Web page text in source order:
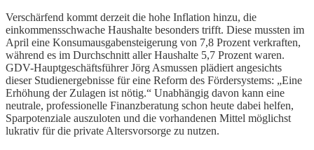
Verschärfend kommt derzeit die hohe Inflation hinzu, die
einkommensschwache Haushalte besonders trifft. Diese mussten im
April eine Konsumausgabensteigerung von 7,8 Prozent verkraften,
während es im Durchschnitt aller Haushalte 5,7 Prozent waren.
GDV-Hauptgeschäftsführer Jörg Asmussen plädiert angesichts
dieser Studienergebnisse für eine Reform des Fördersystems: „Eine
Erhöhung der Zulagen ist nötig.“ Unabhängig davon kann eine
neutrale, professionelle Finanzberatung schon heute dabei helfen,
Sparpotenziale auszuloten und die vorhandenen Mittel möglichst
lukrativ für die private Altersvorsorge zu nutzen.